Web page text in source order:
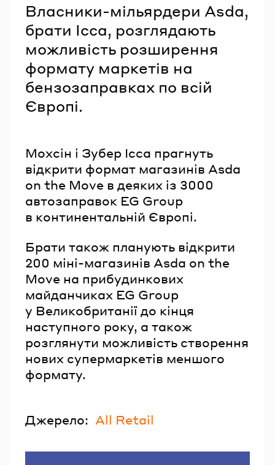
Власники-мільярдери Asda,
брати Ісса, розглядають
можливість розширення
формату маркетів на
бензозаправках по всій
Європі.
Мохсін і Зубер Ісса прагнуть
відкрити формат магазинів Asda
on the Move в деяких із 3000
автозаправок EG Group
в континентальній Європі.
Брати також планують відкрити
200 міні-магазинів Asda on the
Move на прибудинкових
майданчиках EG Group
у Великобританії до кінця
наступного року, а також
розглянути можливість створення
нових супермаркетів меншого
формату.
Джерело: All Retail